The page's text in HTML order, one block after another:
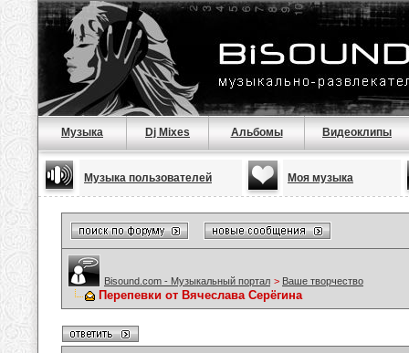
Музыка Dj Mixes Альбомы Видеоклипы
Музыка пользователей Моя музыка
Bisound.com - Музыкальный портал > Ваше творчество
Перепевки от Вячеслава Серёгина